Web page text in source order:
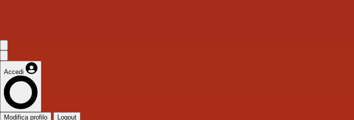
Accedi
Modifica profilo Logout